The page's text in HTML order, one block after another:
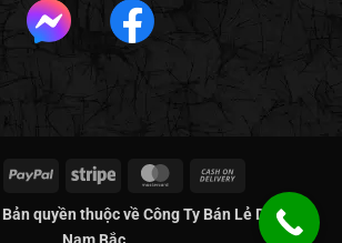
PayPal Stripe MasterCard
Delivery
Bản quyền thuộc về Công Ty Bán Lẻ Di Động